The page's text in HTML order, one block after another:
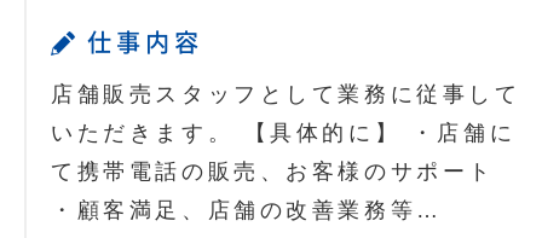
仕事内容
店舗販売スタッフとして業務に従事して
いただきます。 【具体的に】 ・店舗に
て携帯電話の販売、お客様のサポート
・顧客満足、店舗の改善業務等…